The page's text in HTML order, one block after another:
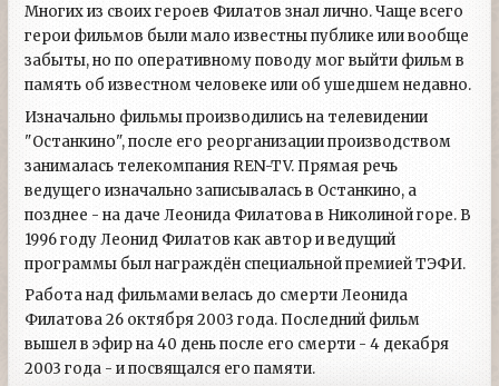
Многих из своих героев Филатов знал лично. Чаще всего
герои фильмов были мало известны публике или вообще
забыты, но по оперативному поводу мог выйти фильм в
память об известном человеке или об ушедшем недавно.
Изначально фильмы производились на телевидении
"Останкино", после его реорганизации производством
занималась телекомпания REN-TV. Прямая речь
ведущего изначально записывалась в Останкино, а
позднее - на даче Леонида Филатова в Николиной горе. В
1996 году Леонид Филатов как автор и ведущий
программы был награждён специальной премией ТЭФИ.
Работа над фильмами велась до смерти Леонида
Филатова 26 октября 2003 года. Последний фильм
вышел в эфир на 40 день после его смерти - 4 декабря
2003 года - и посвящался его памяти.